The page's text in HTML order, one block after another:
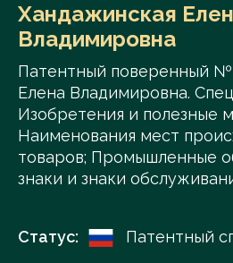
Хандажинская
Владимировна
Патентный поверенный
Елена Владимировна.
Изобретения и полезные
Наименования мест
товаров; Промышленные
знаки и знаки
Статус:
Патентный